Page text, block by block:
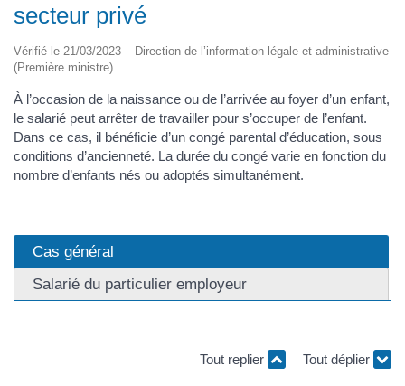
secteur privé
Vérifié le 21/03/2023 – Direction de l’information légale et administrative
(Première ministre)
À l’occasion de la naissance ou de l’arrivée au foyer d’un enfant,
le salarié peut arrêter de travailler pour s’occuper de l’enfant.
Dans ce cas, il bénéficie d’un congé parental d’éducation, sous
conditions d’ancienneté. La durée du congé varie en fonction du
nombre d’enfants nés ou adoptés simultanément.
Cas général
Salarié du particulier employeur
Tout replier Tout déplier